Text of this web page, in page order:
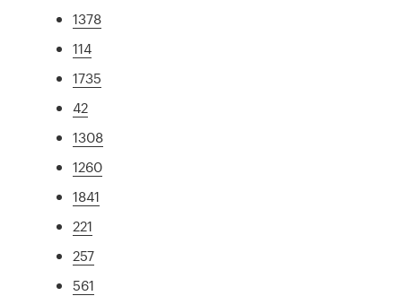
1378
114
1735
42
1308
1260
1841
221
257
561